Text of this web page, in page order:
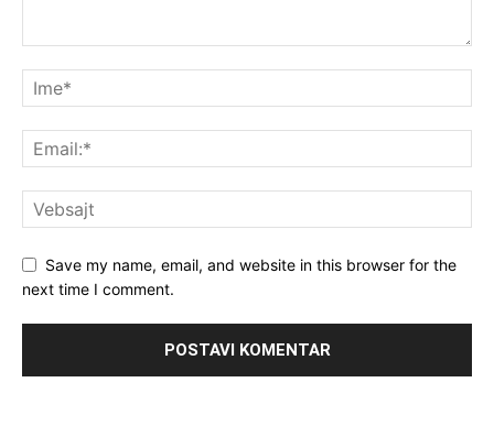
Save my name, email, and website in this browser for the
next time I comment.